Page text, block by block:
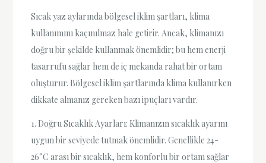
Sıcak yaz aylarında bölgesel iklim şartları, klima
kullanımını kaçınılmaz hale getirir. Ancak, klimanızı
doğru bir şekilde kullanmak önemlidir; bu hem enerji
tasarrufu sağlar hem de iç mekanda rahat bir ortam
oluşturur. Bölgesel iklim şartlarında klima kullanırken
dikkate almanız gereken bazı ipuçları vardır.
1. Doğru Sıcaklık Ayarları: Klimanızın sıcaklık ayarını
uygun bir seviyede tutmak önemlidir. Genellikle 24-
26°C arası bir sıcaklık, hem konforlu bir ortam sağlar